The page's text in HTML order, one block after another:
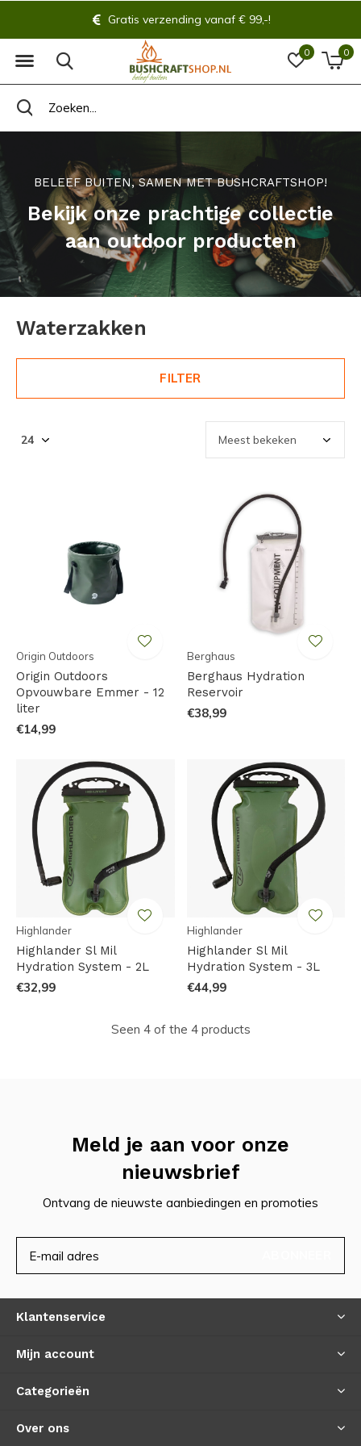
0 0
Gratis verzending vanaf € 99,-!
BELEEF BUITEN, SAMEN MET BUSHCRAFTSHOP!
Bekijk onze prachtige collectie
aan outdoor producten
Waterzakken
FILTER
Origin Outdoors
Origin Outdoors
Opvouwbare Emmer - 12
liter
€14,99
Berghaus
Berghaus Hydration
Reservoir
€38,99
Highlander
Highlander Sl Mil
Hydration System - 2L
€32,99
Highlander
Highlander Sl Mil
Hydration System - 3L
€44,99
Seen 4 of the 4 products
Meld je aan voor onze
nieuwsbrief
Ontvang de nieuwste aanbiedingen en promoties
Klantenservice
Mijn account
Categorieën
Over ons